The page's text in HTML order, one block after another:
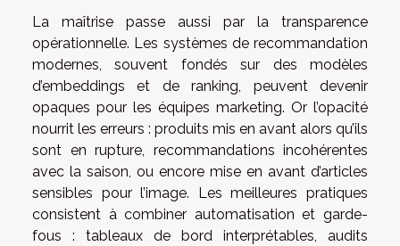
La maîtrise passe aussi par la transparence
opérationnelle. Les systèmes de recommandation
modernes, souvent fondés sur des modèles
d’embeddings et de ranking, peuvent devenir
opaques pour les équipes marketing. Or l’opacité
nourrit les erreurs : produits mis en avant alors qu’ils
sont en rupture, recommandations incohérentes
avec la saison, ou encore mise en avant d’articles
sensibles pour l’image. Les meilleures pratiques
consistent à combiner automatisation et garde-
fous : tableaux de bord interprétables, audits